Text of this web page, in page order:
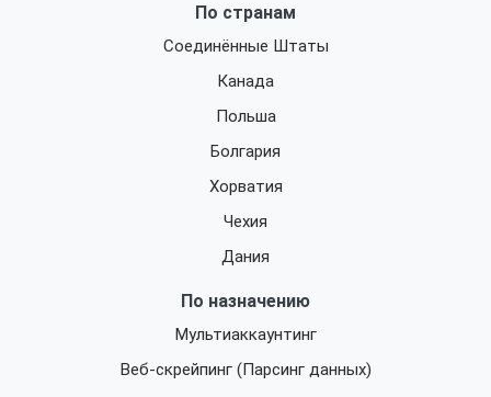
По странам
Соединённые Штаты
Канада
Польша
Болгария
Хорватия
Чехия
Дания
По назначению
Мультиаккаунтинг
Веб-скрейпинг (Парсинг данных)